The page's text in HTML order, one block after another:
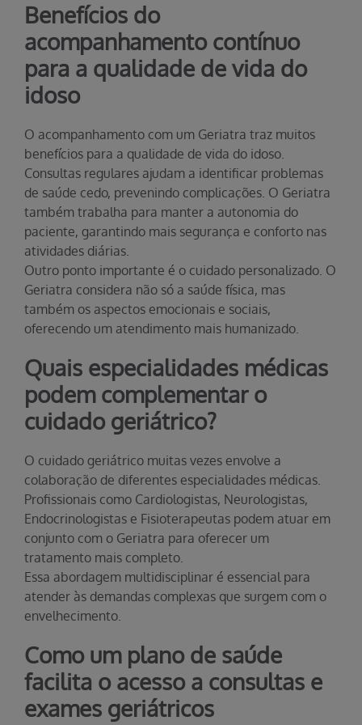
Benefícios do
acompanhamento contínuo
para a qualidade de vida do
idoso
O acompanhamento com um Geriatra traz muitos
benefícios para a qualidade de vida do idoso.
Consultas regulares ajudam a identificar problemas
de saúde cedo, prevenindo complicações. O Geriatra
também trabalha para manter a autonomia do
paciente, garantindo mais segurança e conforto nas
atividades diárias.
Outro ponto importante é o cuidado personalizado. O
Geriatra considera não só a saúde física, mas
também os aspectos emocionais e sociais,
oferecendo um atendimento mais humanizado.
Quais especialidades médicas
podem complementar o
cuidado geriátrico?
O cuidado geriátrico muitas vezes envolve a
colaboração de diferentes especialidades médicas.
Profissionais como Cardiologistas, Neurologistas,
Endocrinologistas e Fisioterapeutas podem atuar em
conjunto com o Geriatra para oferecer um
tratamento mais completo.
Essa abordagem multidisciplinar é essencial para
atender às demandas complexas que surgem com o
envelhecimento.
Como um plano de saúde
facilita o acesso a consultas e
exames geriátricos